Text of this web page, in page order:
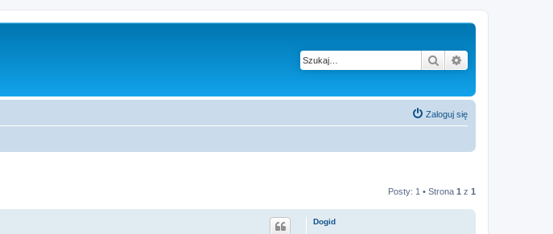
Szukaj
Zaloguj się
Posty: 1 • Strona 1 z 1
Dogid